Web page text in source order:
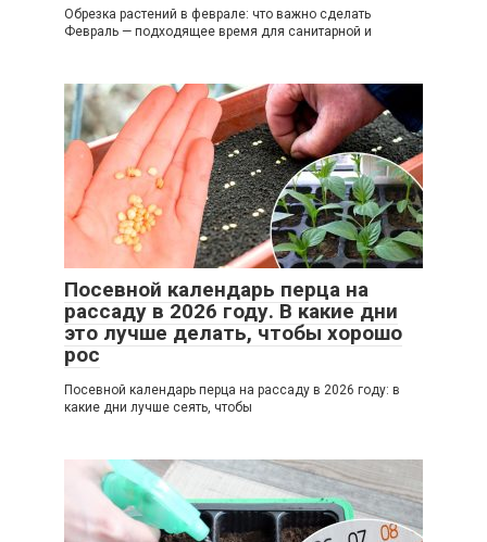
Обрезка растений в феврале: что важно сделать
Февраль — подходящее время для санитарной и
Посевной календарь перца на
рассаду в 2026 году. В какие дни
это лучше делать, чтобы хорошо
рос
Посевной календарь перца на рассаду в 2026 году: в
какие дни лучше сеять, чтобы